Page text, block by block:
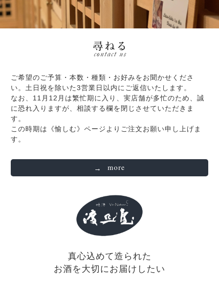
ご希望のご予算・本数・種類・お好みをお聞かせくださ
い。土日祝を除いた3営業日以内にご返信いたします。
なお、11月12月は繁忙期に入り、実店舗が多忙のため、誠
に恐れ入りますが、相談する欄を閉じさせていただきま
す。
この時期は《愉しむ》ページよりご注文お願い申し上げま
す。
more
真心込めて造られた
お酒を大切にお届けしたい